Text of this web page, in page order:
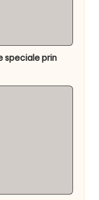
speciale prin